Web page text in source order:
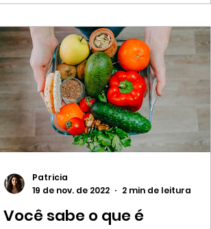
Você sabe o que é
Patricia
19 de nov. de 2022
2 min de leitura